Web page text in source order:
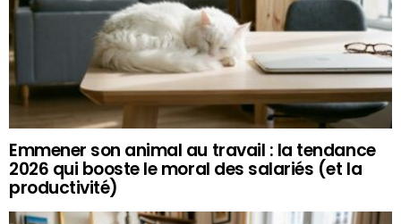
Emmener son animal au travail : la tendance
2026 qui booste le moral des salariés (et la
productivité)